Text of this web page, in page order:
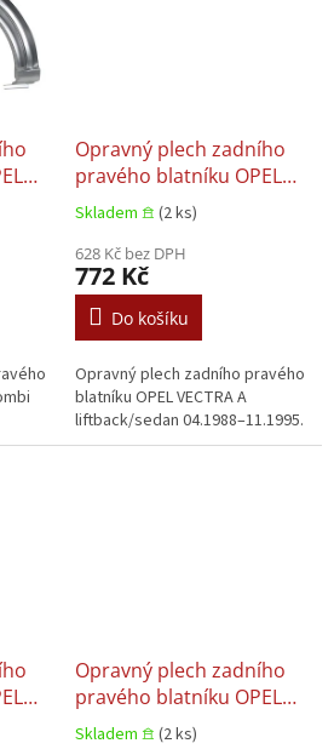
Opravný plech zadního
pravého blatníku OPEL
VECTRA A liftback/sedan
04.1988–11.1995
Skladem 𖠿 (2 ks)
628 Kč bez DPH
772 Kč
Do košíku
Opravný plech zadního pravého
blatníku OPEL VECTRA A
liftback/sedan 04.1988–11.1995.
Opravný plech zadního
pravého blatníku OPEL
KADETT E 3D 08.1984–
Skladem 𖠿 (2 ks)